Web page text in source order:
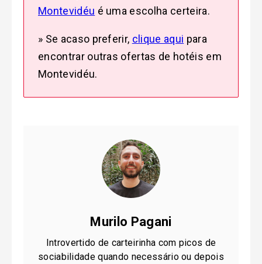
Montevidéu é uma escolha certeira.
» Se acaso preferir, clique aqui para
encontrar outras ofertas de hotéis em
Montevidéu.
Murilo Pagani
Introvertido de carteirinha com picos de
sociabilidade quando necessário ou depois